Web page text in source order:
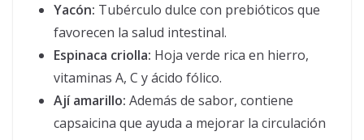
Yacón: Tubérculo dulce con prebióticos que
favorecen la salud intestinal.
Espinaca criolla: Hoja verde rica en hierro,
vitaminas A, C y ácido fólico.
Ají amarillo: Además de sabor, contiene
capsaicina que ayuda a mejorar la circulación